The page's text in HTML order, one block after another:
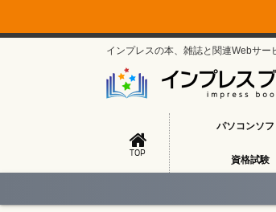
インプレスの本、雑誌と関連Webサー
TOP
パソコンソフ
資格試験